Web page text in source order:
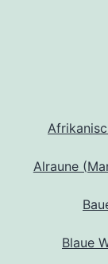
Alraune
Blaue